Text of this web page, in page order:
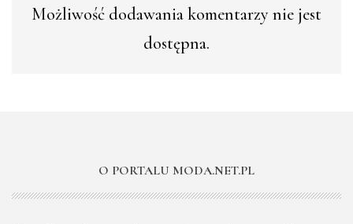
Możliwość dodawania komentarzy nie jest
dostępna.
O PORTALU MODA.NET.PL